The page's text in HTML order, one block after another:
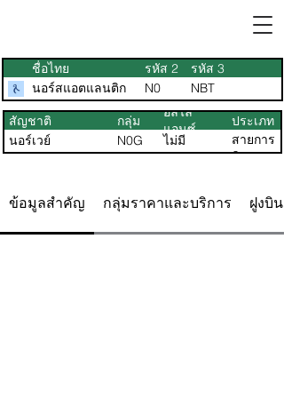
ชื่อไทย รหัส 2
รหัส 3
นอร์สแอตแลนติก
N0 NBT
สัญชาติ กลุ่ม
อัลไล
แอนซ์
ประเภท
นอร์เวย์
N0G ไม่มี
สายการ
บิน
ข้อมูลสำคัญ กลุ่มราคาและบริการ ฝูงบิ